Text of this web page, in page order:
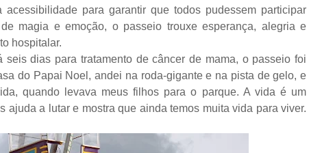
para garantir que todos pudessem participar
magia e emoção, o passeio trouxe esperança, alegria e
hospitalar.
dias para tratamento de câncer de mama, o passeio foi
do Papai Noel, andei na roda-gigante e na pista de gelo, e
quando levava meus filhos para o parque. A vida é um
ajuda a lutar e mostra que ainda temos muita vida para viver.